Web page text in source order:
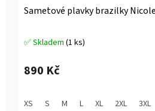
Sametové plavky brazilky
Průměrné
produktu
je
z
✅ Skladem (1 ks)
890 Kč
XS S M L XL 2XL 3XL